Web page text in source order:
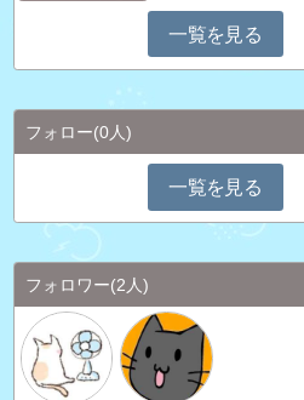
一覧を見る
フォロー(0人)
一覧を見る
フォロワー(2人)